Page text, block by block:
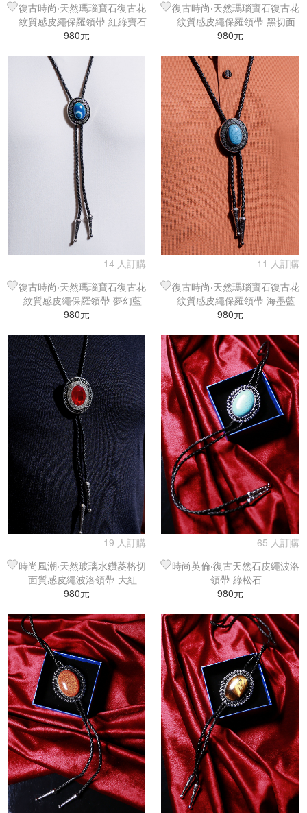
復古時尚‧天然瑪瑙寶石復古花
紋質感皮繩保羅領帶-紅綠寶石
980元
復古時尚‧天然瑪瑙寶石復古花
紋質感皮繩保羅領帶-黑切面
980元
14 人訂購
復古時尚‧天然瑪瑙寶石復古花
紋質感皮繩保羅領帶-夢幻藍
980元
11 人訂購
復古時尚‧天然瑪瑙寶石復古花
紋質感皮繩保羅領帶-海墨藍
980元
19 人訂購
時尚風潮‧天然玻璃水鑽菱格切
面質感皮繩波洛領帶-大紅
980元
65 人訂購
時尚英倫‧復古天然石皮繩波洛
領帶-綠松石
980元